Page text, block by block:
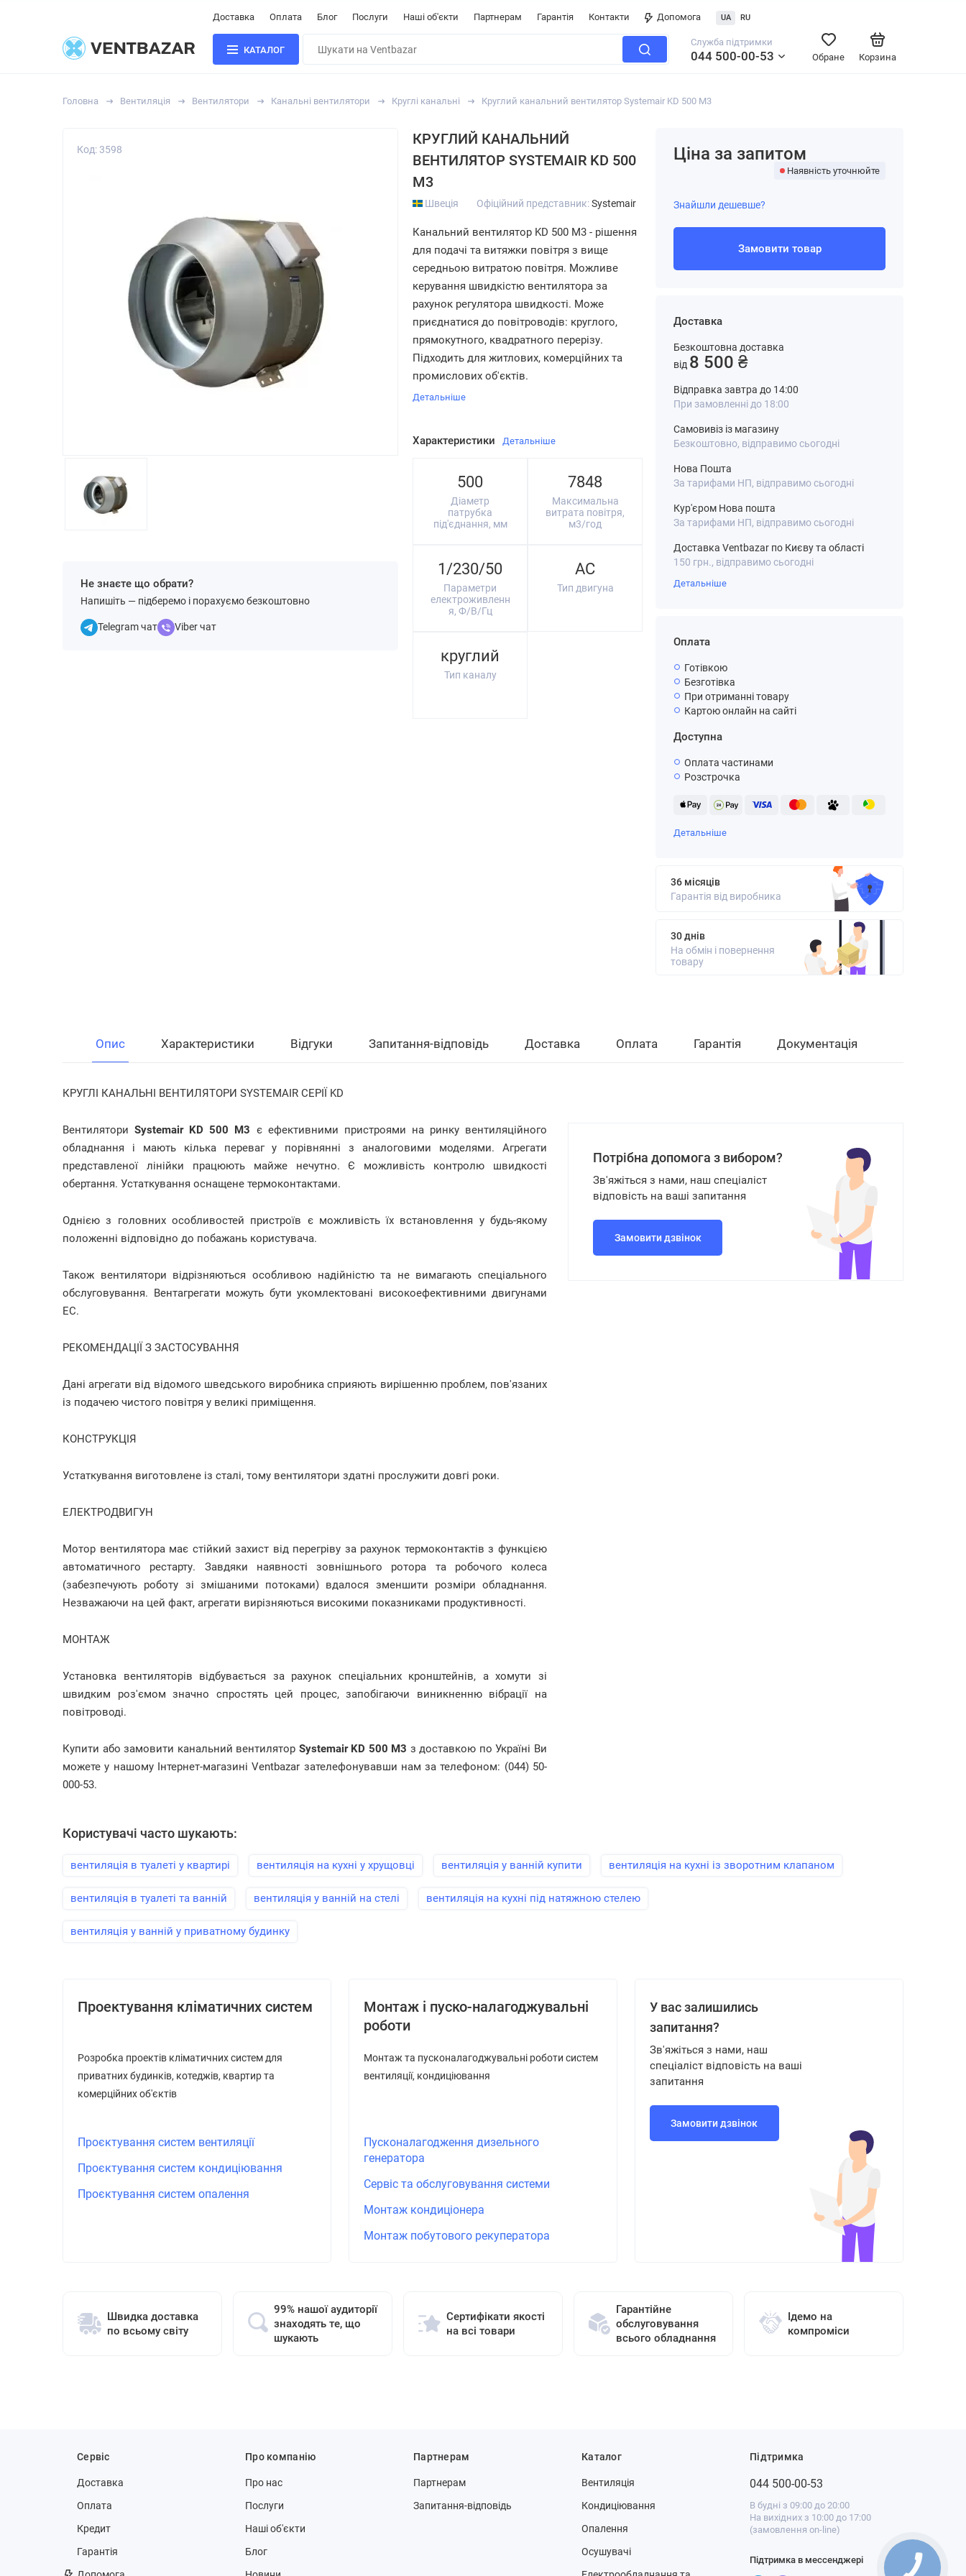
Доставка Оплата Блог Послуги Наші об'єкти Партнерам Гарантія Контакти Допомога UA RU
КАТАЛОГ
Служба підтримки
044 500-00-53 Корзина
Обране
Головна Вентиляція Вентилятори Канальні вентилятори Круглі канальні Круглий канальний вентилятор Systemair KD 500 M3
Код: 3598
Не знаєте що обрати?
Напишіть — підберемо і порахуємо безкоштовно
Telegram чат Viber чат
КРУГЛИЙ КАНАЛЬНИЙ
ВЕНТИЛЯТОР SYSTEMAIR KD 500
M3
Швеція Офіційний представник:Systemair
Канальний вентилятор KD 500 M3 - рішення
для подачі та витяжки повітря з вище
середньою витратою повітря. Можливе
керування швидкістю вентилятора за
рахунок регулятора швидкості. Може
приєднатися до повітроводів: круглого,
прямокутного, квадратного перерізу.
Підходить для житлових, комерційних та
промислових об'єктів.
Детальніше
Характеристики Детальніше
500
Діаметр
патрубка
під'єднання, мм
7848
Максимальна
витрата повітря,
м3/год
1/230/50
Параметри
електроживленн
я, Ф/В/Гц
AC
Тип двигуна
круглий
Тип каналу
Ціна за запитом
Наявність уточнюйте
Знайшли дешевше?
Замовити товар
Доставка
Безкоштовна доставка
від 8 500 ₴
Відправка завтра до 14:00
При замовленні до 18:00
Самовивіз із магазину
Безкоштовно, відправимо сьогодні
Нова Пошта
За тарифами НП, відправимо сьогодні
Кур'єром Нова пошта
За тарифами НП, відправимо сьогодні
Доставка Ventbazar по Києву та області
150 грн., відправимо сьогодні
Детальніше
Оплата
Готівкою
Безготівка
При отриманні товару
Картою онлайн на сайті
Доступна
Оплата частинами
Розстрочка
Детальніше
36 місяців
Гарантія від виробника
30 днів
На обмін і повернення
товару
Опис Характеристики Відгуки Запитання-відповідь Доставка Оплата Гарантія Документація
КРУГЛІ КАНАЛЬНІ ВЕНТИЛЯТОРИ SYSTEMAIR СЕРІЇ KD
ВентиляториSystemair KD 500 M3 є ефективними пристроями на ринку вентиляційного
обладнання і мають кілька переваг у порівнянні з аналоговими моделями. Агрегати
представленої лінійки працюють майже нечутно. Є можливість контролю швидкості
обертання. Устаткування оснащене термоконтактами.
Однією з головних особливостей пристроїв є можливість їх встановлення у будь-якому
положенні відповідно до побажань користувача.
Також вентилятори відрізняються особливою надійністю та не вимагають спеціального
обслуговування. Вентагрегати можуть бути укомлектовані високоефективними двигунами
EC.
РЕКОМЕНДАЦІЇ З ЗАСТОСУВАННЯ
Дані агрегати від відомого шведського виробника сприяють вирішенню проблем, пов'язаних
із подачею чистого повітря у великі приміщення.
КОНСТРУКЦІЯ
Устаткування виготовлене із сталі, тому вентилятори здатні прослужити довгі роки.
ЕЛЕКТРОДВИГУН
Мотор вентилятора має стійкий захист від перегріву за рахунок термоконтактів з функцією
автоматичного рестарту. Завдяки наявності зовнішнього ротора та робочого колеса
(забезпечують роботу зі змішаними потоками) вдалося зменшити розміри обладнання.
Незважаючи на цей факт, агрегати вирізняються високими показниками продуктивності.
МОНТАЖ
Установка вентиляторів відбувається за рахунок спеціальних кронштейнів, а хомути зі
швидким роз'ємом значно спростять цей процес, запобігаючи виникненню вібрації на
повітроводі.
Купити або замовити канальний вентилятор Systemair KD 500 M3 з доставкою по Україні Ви
можете у нашому Інтернет-магазині Ventbazar зателефонувавши нам за телефоном: (044) 50-
000-53.
Потрібна допомога з вибором?
Зв'яжіться з нами, наш спеціаліст
відповість на ваші запитання
Замовити дзвінок
Користувачі часто шукають:
вентиляція в туалеті у квартирі вентиляція на кухні у хрущовці вентиляція у ванній купити вентиляція на кухні із зворотним клапаном
вентиляція в туалеті та ванній вентиляція у ванній на стелі вентиляція на кухні під натяжною стелею
вентиляція у ванній у приватному будинку
Проектування кліматичних систем
Розробка проектів кліматичних систем для
приватних будинків, котеджів, квартир та
комерційних об'єктів
Проєктування систем вентиляції
Проєктування систем кондиціювання
Проєктування систем опалення
Монтаж і пуско-налагоджувальні
роботи
Монтаж та пусконалагоджувальні роботи систем
вентиляції, кондиціювання
Пусконалагодження дизельного
генератора
Сервіс та обслуговування системи
Монтаж кондиціонера
Монтаж побутового рекуператора
У вас залишились
запитання?
Зв'яжіться з нами, наш
спеціаліст відповість на ваші
запитання
Замовити дзвінок
Швидка доставка
по всьому світу
99% нашої аудиторії
знаходять те, що
шукають
Сертифікати якості
на всі товари
Гарантійне
обслуговування
всього обладнання
Ідемо на
компроміси
Сервіс
Доставка
Оплата
Кредит
Гарантія
Про компанію
Про нас
Послуги
Наші об'єкти
Блог
Партнерам
Партнерам
Запитання-відповідь
Каталог
Вентиляція
Кондиціювання
Опалення
Осушувачі
Підтримка
044 500-00-53
В будні з 09:00 до 20:00
На вихідних з 10:00 до 17:00
(замовлення on-line)
Підтримка в мессенджері